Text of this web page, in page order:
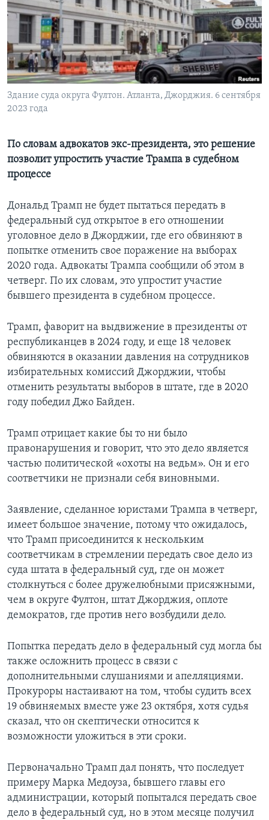
Learning English
СОЦИАЛЬНЫЕ СЕТИ
Языки
Здание суда округа Фултон. Атланта, Джорджия. 6 сентября
2023 года
По словам адвокатов экс-президента, это решение
позволит упростить участие Трампа в судебном
процессе
Дональд Трамп не будет пытаться передать в
федеральный суд открытое в его отношении
уголовное дело в Джорджии, где его обвиняют в
попытке отменить свое поражение на выборах
2020 года. Адвокаты Трампа сообщили об этом в
четверг. По их словам, это упростит участие
бывшего президента в судебном процессе.
Трамп, фаворит на выдвижение в президенты от
республиканцев в 2024 году, и еще 18 человек
обвиняются в оказании давления на сотрудников
избирательных комиссий Джорджии, чтобы
отменить результаты выборов в штате, где в 2020
году победил Джо Байден.
Трамп отрицает какие бы то ни было
правонарушения и говорит, что это дело является
частью политической «охоты на ведьм». Он и его
соответчики не признали себя виновными.
Заявление, сделанное юристами Трампа в четверг,
имеет большое значение, потому что ожидалось,
что Трамп присоединится к нескольким
соответчикам в стремлении передать свое дело из
суда штата в федеральный суд, где он может
столкнуться с более дружелюбными присяжными,
чем в округе Фултон, штат Джорджия, оплоте
демократов, где против него возбудили дело.
Попытка передать дело в федеральный суд могла бы
также осложнить процесс в связи с
дополнительными слушаниями и апелляциями.
Прокуроры настаивают на том, чтобы судить всех
19 обвиняемых вместе уже 23 октября, хотя судья
сказал, что он скептически относится к
возможности уложиться в эти сроки.
Первоначально Трамп дал понять, что последует
примеру Марка Медоуза, бывшего главы его
администрации, который попытался передать свое
дело в федеральный суд, но в этом месяце получил